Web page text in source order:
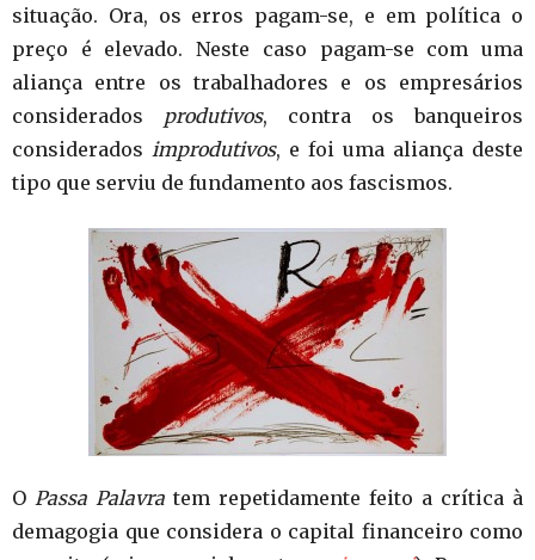
situação. Ora, os erros pagam-se, e em política o
preço é elevado. Neste caso pagam-se com uma
aliança entre os trabalhadores e os empresários
considerados produtivos, contra os banqueiros
considerados improdutivos, e foi uma aliança deste
tipo que serviu de fundamento aos fascismos.
O Passa Palavra tem repetidamente feito a crítica à
demagogia que considera o capital financeiro como